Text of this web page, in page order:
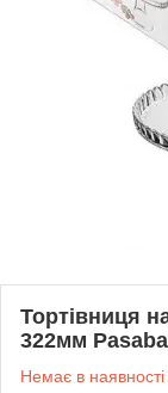
Тортівниця
322мм
Немає в наявності